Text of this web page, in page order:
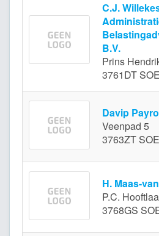
C.J.
B.V.
Prins
3761DT
Davip
Veenpad 5
3763ZT
H. Maas-
P.C.
3768GS